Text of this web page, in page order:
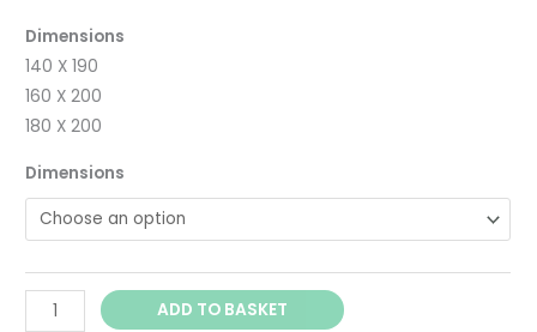
Dimensions
140 X 190
160 X 200
180 X 200
Dimensions
ADD TO BASKET